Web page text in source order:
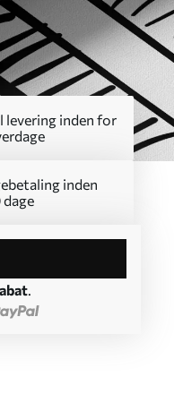
levering inden for
inden
.